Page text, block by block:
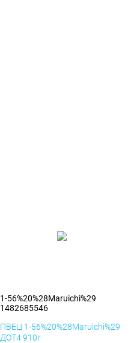
1-56%20%28Maruichi%29
1482685546
ПВЕЦ 1-56%20%28Maruichi%29
ДОТ4 910г